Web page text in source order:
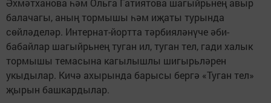
Әхмәтханова һәм Ольга Гатиятова шагыйрьнең авыр
балачагы, аның тормышы һәм иҗаты турында
сөйләделәр. Интернат-йортта тәрбияләнүче әби-
бабайлар шагыйрьнең туган ил, туган тел, гади халык
тормышы темасына кагылышлы шигырьләрен
укыдылар. Кичә ахырында барысы бергә «Туган тел»
җырын башкардылар.